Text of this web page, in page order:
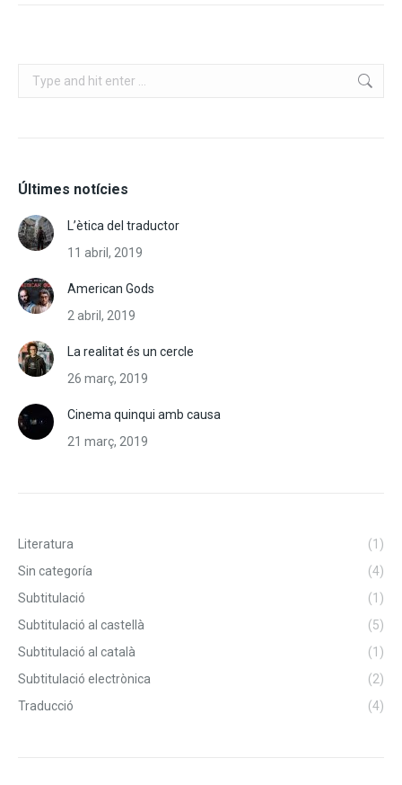
Search:
Últimes notícies
L’ètica del traductor
11 abril, 2019
American Gods
2 abril, 2019
La realitat és un cercle
26 març, 2019
Cinema quinqui amb causa
21 març, 2019
Literatura
(1)
Sin categoría
(4)
Subtitulació
(1)
Subtitulació al castellà
(5)
Subtitulació al català
(1)
Subtitulació electrònica
(2)
Traducció
(4)